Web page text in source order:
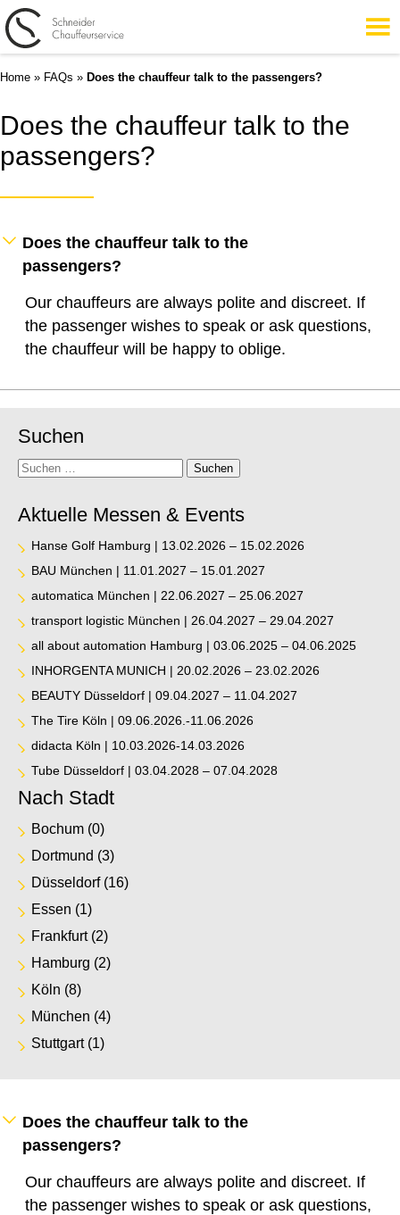
Home » FAQs » Does the chauffeur talk to the passengers?
Does the chauffeur talk to the
passengers?
Does the chauffeur talk to the
passengers?
Our chauffeurs are always polite and discreet. If
the passenger wishes to speak or ask questions,
the chauffeur will be happy to oblige.
Suchen
Suche Suchen
Aktuelle Messen & Events
Hanse Golf Hamburg | 13.02.2026 – 15.02.2026
BAU München | 11.01.2027 – 15.01.2027
automatica München | 22.06.2027 – 25.06.2027
transport logistic München | 26.04.2027 – 29.04.2027
all about automation Hamburg | 03.06.2025 – 04.06.2025
INHORGENTA MUNICH | 20.02.2026 – 23.02.2026
BEAUTY Düsseldorf | 09.04.2027 – 11.04.2027
The Tire Köln | 09.06.2026.-11.06.2026
didacta Köln | 10.03.2026-14.03.2026
Tube Düsseldorf | 03.04.2028 – 07.04.2028
Nach Stadt
Bochum (0)
Dortmund (3)
Düsseldorf(16)
Essen (1)
Frankfurt(2)
Hamburg (2)
Köln (8)
München (4)
Stuttgart(1)
Does the chauffeur talk to the
passengers?
Our chauffeurs are always polite and discreet. If
the passenger wishes to speak or ask questions,